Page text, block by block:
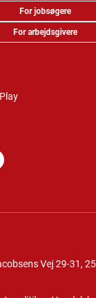
For jobsøgere
For arbejdsgivere
Vej 29-31,